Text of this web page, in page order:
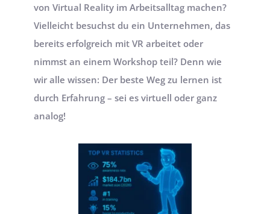
von Virtual Reality im Arbeitsalltag machen?
Vielleicht besuchst du ein Unternehmen, das
bereits erfolgreich mit VR arbeitet oder
nimmst an einem Workshop teil? Denn wie
wir alle wissen: Der beste Weg zu lernen ist
durch Erfahrung – sei es virtuell oder ganz
analog!